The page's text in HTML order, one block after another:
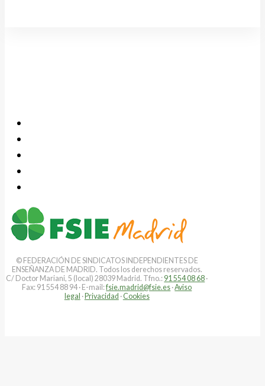
© FEDERACIÓN DE SINDICATOS INDEPENDIENTES DE
ENSEÑANZA DE MADRID. Todos los derechos reservados.
C/ Doctor Mariani, 5 (local) 28039 Madrid. Tfno.: 91 554 08 68 ·
Fax: 91 554 88 94 · E-mail:fsie.madrid@fsie.es ·Aviso
legal ·Privacidad · Cookies